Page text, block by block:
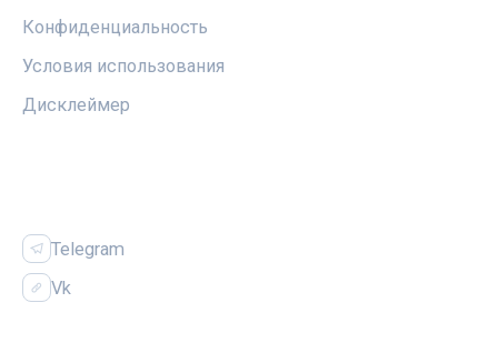
Конфиденциальность
Условия использования
Дисклеймер
Telegram
Vk